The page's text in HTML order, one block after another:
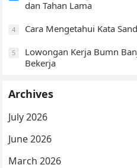
dan Tahan Lama
4 Cara Mengetahui Kata
5
Lowongan Kerja Bumn
Bekerja
Archives
July 2026
June 2026
March 2026